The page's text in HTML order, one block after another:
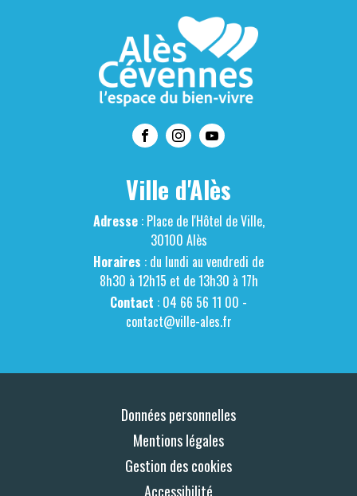
Ville d'Alès
Adresse: Place de l'Hôtel de Ville,
30100 Alès
Horaires : du lundi au vendredi de
8h30 à 12h15 et de 13h30 à 17h
Contact : 04 66 56 11 00 -
contact@ville-ales.fr
Données personnelles
Mentions légales
Gestion des cookies
Accessibilité